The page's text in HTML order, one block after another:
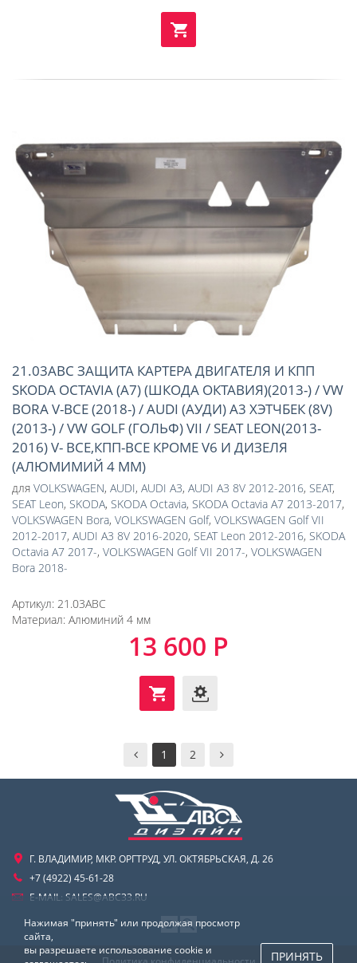
21.03ABC ЗАЩИТА КАРТЕРА ДВИГАТЕЛЯ И КПП
SKODA OCTAVIA (A7) (ШКОДА ОКТАВИЯ)(2013-) / VW
BORA V-ВСЕ (2018-) / AUDI (АУДИ) A3 ХЭТЧБЕК (8V)
(2013-) / VW GOLF (ГОЛЬФ) VII / SEAT LEON(2013-
2016) V- ВСЕ,КПП-ВСЕ КРОМЕ V6 И ДИЗЕЛЯ
(АЛЮМИМИЙ 4 ММ)
для VOLKSWAGEN, AUDI, AUDI A3, AUDI A3 8V 2012-2016, SEAT,
SEAT Leon, SKODA, SKODA Octavia, SKODA Octavia A7 2013-2017,
VOLKSWAGEN Bora, VOLKSWAGEN Golf, VOLKSWAGEN Golf VII
2012-2017, AUDI A3 8V 2016-2020, SEAT Leon 2012-2016, SKODA
Octavia A7 2017-, VOLKSWAGEN Golf VII 2017-, VOLKSWAGEN
Bora 2018-
Артикул: 21.03ABC
Материал: Алюминий 4 мм
13 600 Р
1 2
Г. ВЛАДИМИР, МКР. ОРГТРУД, УЛ. ОКТЯБРЬСКАЯ, Д. 26
+7 (4922) 45-61-28
E-MAIL: SALES@ABC33.RU
Нажимая "принять" или продолжая просмотр
сайта,
вы разрешаете использование cookie и
ПРИНЯТЬ